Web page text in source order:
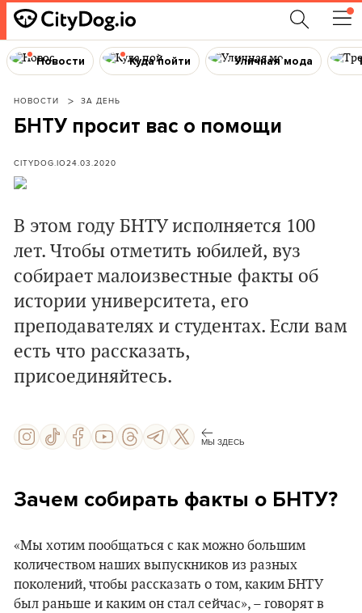
Новости Куда пойти Уличная мода
НОВОСТИ ЗА ДЕНЬ
БНТУ просит вас о помощи
CITYDOG.IO24.03.2020
В этом году БНТУ исполняется 100
лет. Чтобы отметить юбилей, вуз
собирает малоизвестные факты об
истории университета, его
преподавателях и студентах. Если вам
есть что рассказать,
присоединяйтесь.
МЫ ЗДЕСЬ
Зачем собирать факты о БНТУ?
«Мы хотим пообщаться с как можно большим
количеством наших выпускников из разных
поколений, чтобы рассказать о том, каким БНТУ
был раньше и каким он стал сейчас», – говорят в